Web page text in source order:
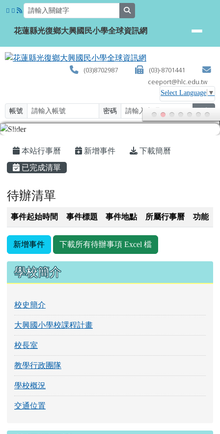
跳至主內容區
花蓮縣光復鄉大興國民小學全球資
花蓮縣光復鄉大興國民小學全球資訊網
(03)8702987
(03)-8701441
ceeport@hlc.edu.tw
Select Language ▼
帳號 密碼 登入
本站行事曆 新增事件
下載簡曆
已完成清單
待辦清單
事件起始時間 事件標題 事件地點 所屬行事曆 功能
新增事件 下載所有待辦事項 Excel 檔
左邊區域內容
學校簡介
校史簡介
大興國小學校課程計畫
校長室
教學行政團隊
學校概況
交通位置